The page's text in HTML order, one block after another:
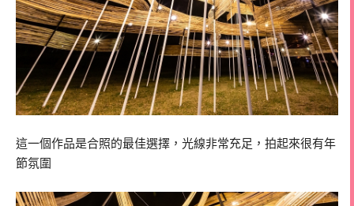
這一個作品是合照的最佳選擇，光線非常充足，拍起來很有年
節氛圍